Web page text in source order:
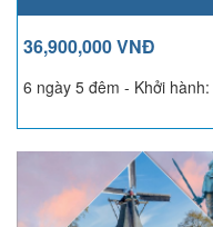
36,900,000 VNĐ
6 ngày 5 đêm - Khởi hành: